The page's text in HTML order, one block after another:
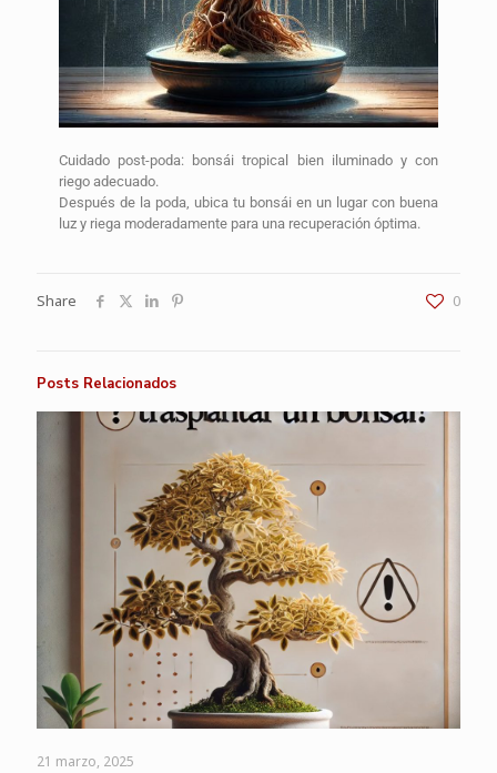
Cuidado post-poda: bonsái tropical bien iluminado y con
riego adecuado.
Después de la poda, ubica tu bonsái en un lugar con buena
luz y riega moderadamente para una recuperación óptima.
Share 0
Posts Relacionados
21 marzo, 2025